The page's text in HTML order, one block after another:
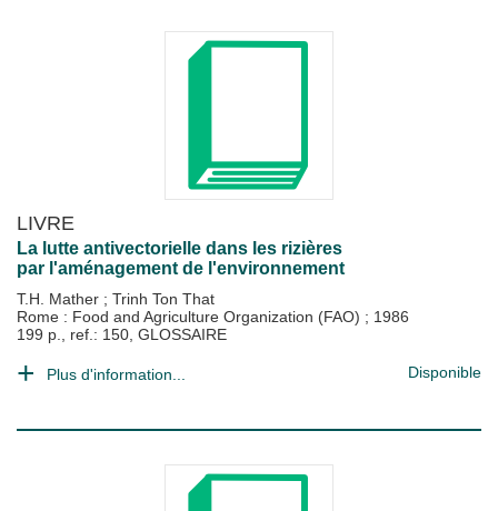
LIVRE
La lutte antivectorielle dans les rizières
par l'aménagement de l'environnement
T.H. Mather ; Trinh Ton That
Rome : Food and Agriculture Organization (FAO) ; 1986
199 p., ref.: 150, GLOSSAIRE
Plus d'information... Disponible